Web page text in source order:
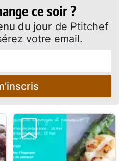
ce soir ?
du jour de Ptitchef
votre email.